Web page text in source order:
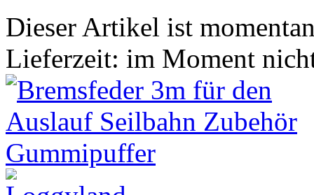
Dieser Artikel ist
Lieferzeit: im Moment